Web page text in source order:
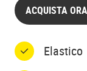
ACQUISTA ORA
Elastico